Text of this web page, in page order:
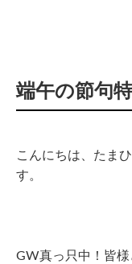
端午の節句
こんにちは、たま
GW真っ只中！皆様